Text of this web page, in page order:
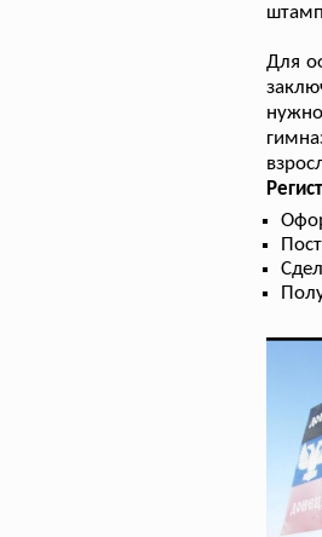
Для